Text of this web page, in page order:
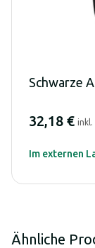
Schwarze
32,18 € inkl.
Im externen
Ähnliche